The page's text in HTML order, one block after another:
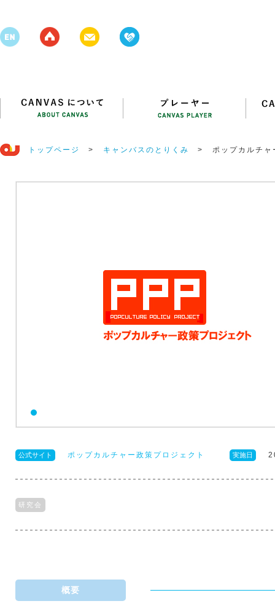
トップページ > キャンバスのとりくみ > ポップカルチ
公式サイト ポップカルチャー政策プロジェクト 実施日
研究会
概要